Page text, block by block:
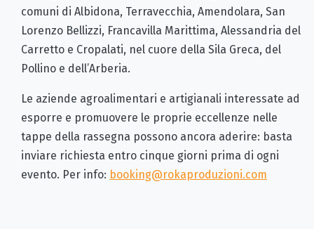
comuni di Albidona, Terravecchia, Amendolara, San
Lorenzo Bellizzi, Francavilla Marittima, Alessandria del
Carretto e Cropalati, nel cuore della Sila Greca, del
Pollino e dell’Arberia.
Le aziende agroalimentari e artigianali interessate ad
esporre e promuovere le proprie eccellenze nelle
tappe della rassegna possono ancora aderire: basta
inviare richiesta entro cinque giorni prima di ogni
evento. Per info: booking@rokaproduzioni.com